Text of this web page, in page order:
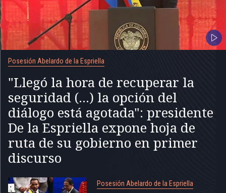
Posesión Abelardo de la Espriella
"Llegó la hora de recuperar la
seguridad (...) la opción del
diálogo está agotada": presidente
De la Espriella expone hoja de
ruta de su gobierno en primer
discurso
Posesión Abelardo de la Espriella